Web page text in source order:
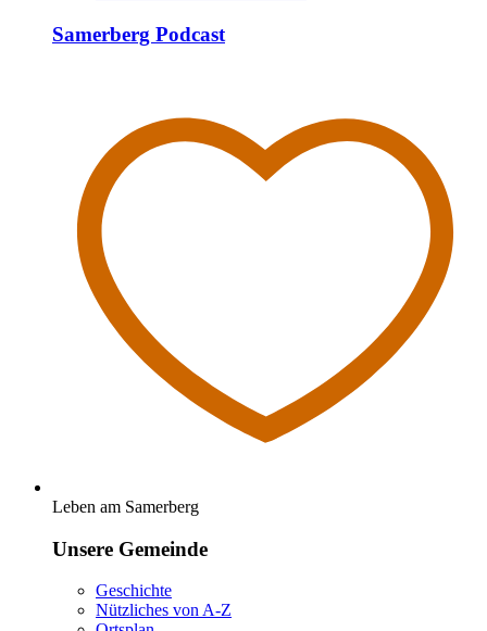
Samerberg Podcast
Leben am Samerberg
Unsere Gemeinde
Geschichte
Nützliches von A-Z